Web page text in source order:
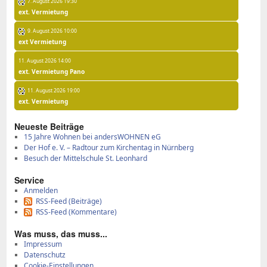
ext. Vermietung
9. August 2026 10:00
ext Vermietung
11. August 2026 14:00
ext. Vermietung Pano
11. August 2026 19:00
ext. Vermietung
Neu­es­te Bei­trä­ge
15 Jah­re Woh­nen bei an­ders­WOH­NEN eG
Der Hof e. V. – Rad­tour zum Kir­chen­tag in Nürn­berg
Be­such der Mit­tel­schu­le St. Le­on­hard
Ser­vice
Anmelden
RSS-Feed (Beiträge)
RSS-Feed (Kommentare)
Was muss, das muss...
Impressum
Datenschutz